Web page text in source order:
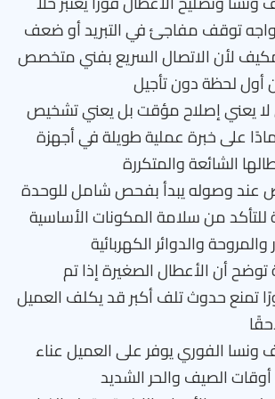
توقف مفاجئ في التبريد أو ضعف
لأن الاتصال السريع بفني متخصص
أول لحظة دون تأجيل
لا يعني إصلاح مؤقت بل يعني تشخيص
على خبرة عملية طويلة في أجهزة
الشائعة والمتكررة
عند وصوله يبدأ بفحص شامل للوحدة
للتأكد من سلامة المكونات الأساسية
والدوائر الكهربائية
توضح أن الأعطال الصغيرة إذا تم
تمنع حدوث تلف أكبر قد يكلف العميل
ونسا الفوري يوفر على العميل عناء
أوقات الصيف والحر الشديد